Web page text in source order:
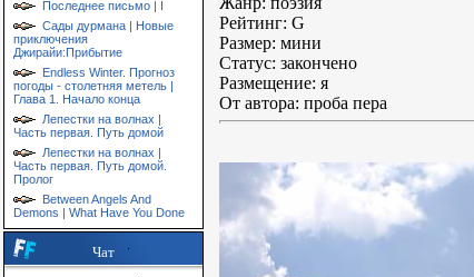
Последнее письмо | I
Сады дурмана | Новые
приключения
Джирайи:Прибытие
Endless Winter. Прогноз
погоды - столетняя метель |
Глава 1. Начало конца
Лепестки на волнах |
Часть первая. Путь домой
Лепестки на волнах |
Часть первая. Путь домой.
Пролог
Between Angels And
Demons | What Have You Done
Чат
Рейтинг: G
Размер: мини
Статус: закончено
Размещение: я
От автора: проба пера